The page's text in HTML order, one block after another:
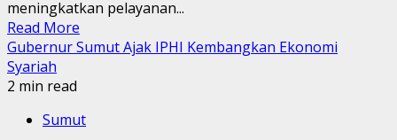
meningkatkan pelayanan...
Read More
Gubernur Sumut Ajak IPHI Kembangkan Ekonomi
Syariah
2 min read
Sumut